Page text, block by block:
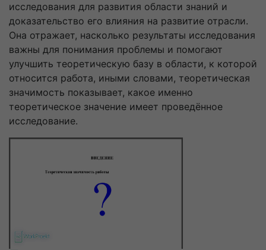
исследования для развития области знаний и
доказательство его влияния на развитие отрасли.
Она отражает, насколько результаты исследования
важны для понимания проблемы и помогают
улучшить теоретическую базу в области, к которой
относится работа, иными словами, теоретическая
значимость показывает, какое именно
теоретическое значение имеет проведённое
исследование.